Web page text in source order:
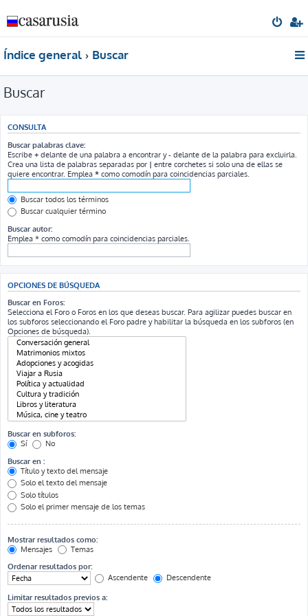
Índice general Buscar
Buscar
CONSULTA
Buscar palabras clave:
Escribe + delante de una palabra a encontrar y- delante de la palabra para excluirla.
Crea una lista de palabras separadas por | entre corchetes si solo una de ellas se
quiere encontrar. Emplea * como comodín para coincidencias parciales.
Buscar todos los términos
Buscar cualquier término
Buscar autor:
Emplea * como comodín para coincidencias parciales.
OPCIONES DE BÚSQUEDA
Buscar en Foros:
Selecciona el Foro o Foros en los que deseas buscar. Para agilizar puedes buscar en
los subforos seleccionando el Foro padre y habilitar la búsqueda en los subforos (en
Opciones de búsqueda).
Buscar en subforos:
Sí
No
Buscar en :
Título y texto del mensaje
Solo el texto del mensaje
Solo títulos
Solo el primer mensaje de los temas
Mostrar resultados como:
Mensajes
Temas
Ordenar resultados por:
Ascendente
Descendente
Limitar resultados previos a: